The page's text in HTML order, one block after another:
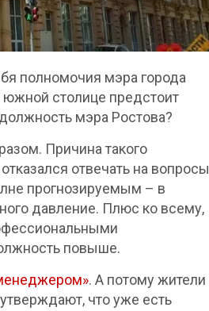
полномочия мэра города
южной столице предстоит
мэра Ростова?
Причина такого
отвечать на вопросы
прогнозируемым – в
давление. Плюс ко всему,
повыше.
. А потому жители
что уже есть